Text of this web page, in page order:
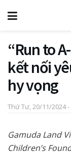
“Run to
kết nối
hy vọng
Thứ Tư, 20/11/2024 -
Gamuda Land
Children’s